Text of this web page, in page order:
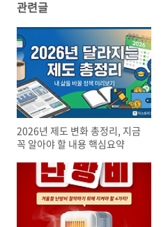
관련글
2026년 제도 변화 총정리, 지금
꼭 알아야 할 내용 핵심요약